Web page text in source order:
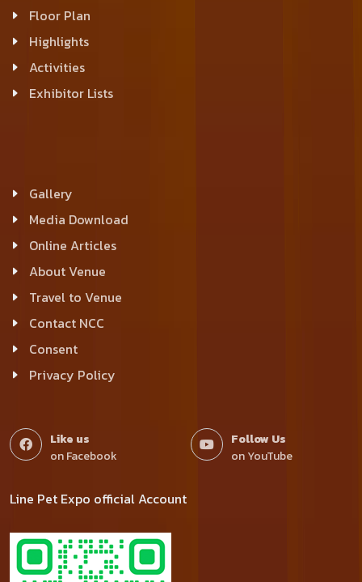
Floor Plan
Highlights
Activities
Exhibitor Lists
Gallery
Media Download
Online Articles
About Venue
Travel to Venue
Contact NCC
Consent
Privacy Policy
Like us
on Facebook
Follow Us
on YouTube
Line Pet Expo official Account